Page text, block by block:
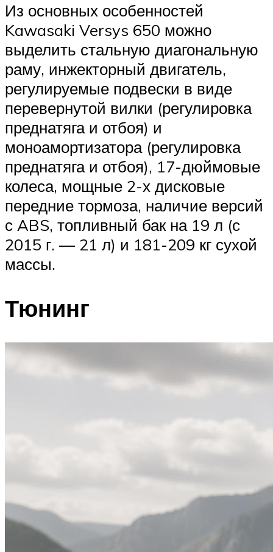
Из основных особенностей
Kawasaki Versys 650 можно
выделить стальную диагональную
раму, инжекторный двигатель,
регулируемые подвески в виде
перевернутой вилки (регулировка
преднатяга и отбоя) и
моноамортизатора (регулировка
преднатяга и отбоя), 17-дюймовые
колеса, мощные 2-х дисковые
передние тормоза, наличие версий
с ABS, топливный бак на 19 л (с
2015 г. — 21 л) и 181-209 кг сухой
массы.
Тюнинг